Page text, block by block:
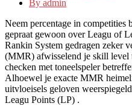
By admin
Neem percentage in competities
gepraat gewoon over Leagu of
Rankin System gedragen zeker
(MMR) afwisselend je skill level
checken met toneelspeler
Alhoewel je exacte MMR
uitvloeisels geloven
Leagu Points (LP) .